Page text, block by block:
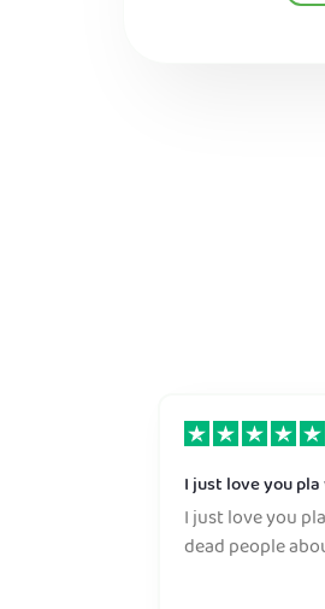
I just love you
I just love you
dead people